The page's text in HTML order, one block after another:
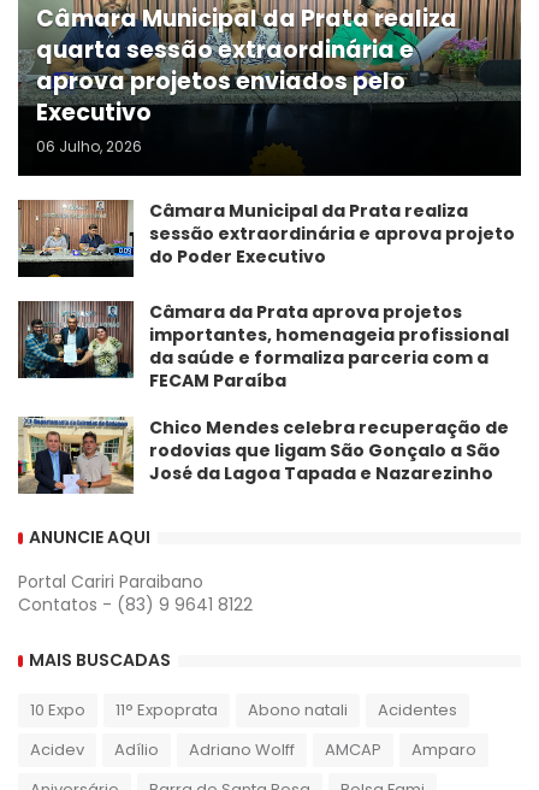
Câmara Municipal da Prata realiza
quarta sessão extraordinária e
aprova projetos enviados pelo
Executivo
06 Julho, 2026
Câmara Municipal da Prata realiza
sessão extraordinária e aprova projeto
do Poder Executivo
​Câmara da Prata aprova projetos
importantes, homenageia profissional
da saúde e formaliza parceria com a
FECAM Paraíba
Chico Mendes celebra recuperação de
rodovias que ligam São Gonçalo a São
José da Lagoa Tapada e Nazarezinho
ANUNCIE AQUI
Portal Cariri Paraibano
Contatos - (83) 9 9641 8122
MAIS BUSCADAS
10 Expo 11° Expoprata Abono natali
Acidentes
Acidev
Adílio Adriano Wolff AMCAP
Amparo